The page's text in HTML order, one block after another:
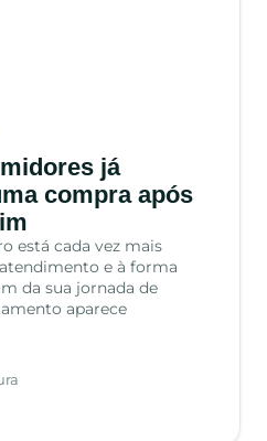
já
compra após
está cada vez mais
e à forma
da sua jornada de
aparece